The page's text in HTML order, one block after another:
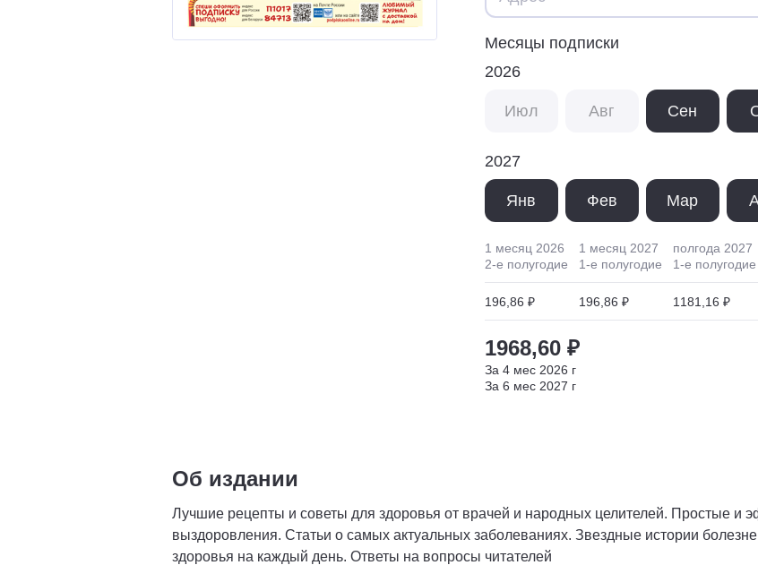
Месяцы подписки
2026
Июл Авг Сен
2027
Янв Фев Мар
1 месяц 2026
2-е полугодие
196,86 ₽
1 месяц 2027
1-е полугодие
196,86 ₽
полгода 2027
1-е полугодие
1181,16 ₽
1968,60 ₽
За 4 мес 2026 г
За 6 мес 2027 г
Об издании
Лучшие рецепты и советы для здоровья от врачей и народных целителей. Простые и
выздоровления. Статьи о самых актуальных заболеваниях. Звездные истории
здоровья на каждый день. Ответы на вопросы читателей